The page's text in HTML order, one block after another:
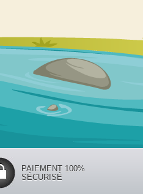
PAIEMENT 100%
SÉCURISÉ